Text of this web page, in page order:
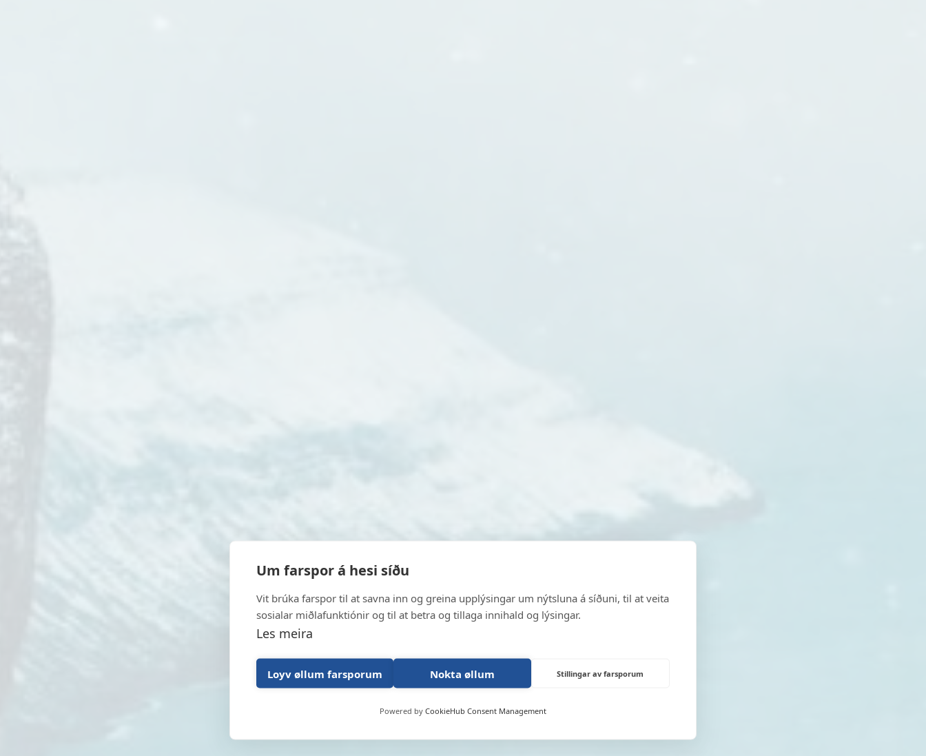
leiðandi mennari og framleiðari av dygdar
fiskireiðskapi og aliútgerð, umframt at veita
certificeraðar loysnir til byggivinnuna og annan ídnað
VINNA Á LANDI
UM OKKUM
DEILDIR
SAMBAND
STØRV
Um farspor á hesi síðu
Vit brúka farspor til at savna inn og greina upplýsingar um nýtsluna á síðuni, til at veita
sosialar miðlafunktiónir og til at betra og tillaga innihald og lýsingar.
Les meira
Loyv øllum farsporum Nokta øllum Stillingar av farsporum
Powered by CookieHub Consent Management